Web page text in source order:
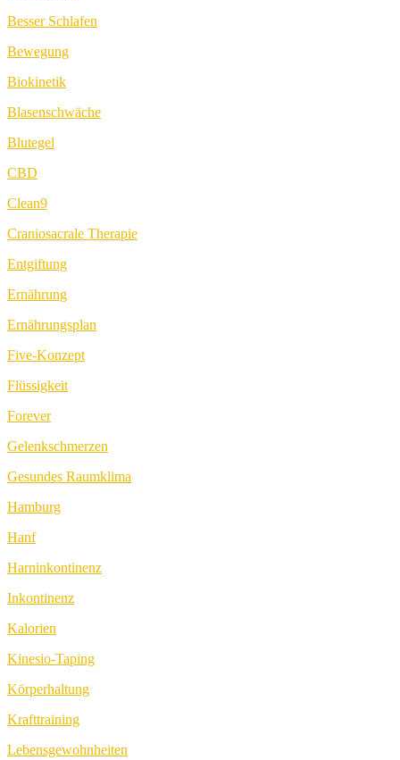
Besser Schlafen
Bewegung
Biokinetik
Blasenschwäche
Blutegel
CBD
Clean9
Craniosacrale Therapie
Entgiftung
Ernährung
Ernährungsplan
Five-Konzept
Flüssigkeit
Forever
Gelenkschmerzen
Gesundes Raumklima
Hamburg
Hanf
Harninkontinenz
Inkontinenz
Kalorien
Kinesio-Taping
Körperhaltung
Krafttraining
Lebensgewohnheiten